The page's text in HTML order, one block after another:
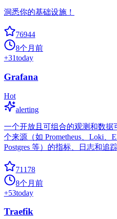
洞悉你的基础设施！
76944
8个月前
+31today
Grafana
Hot
alerting
一个开放且可组合的观测和数
个来源（如 Prometheus、Loki、
Postgres 等）的指标、日志和追
71178
8个月前
+53today
Traefik